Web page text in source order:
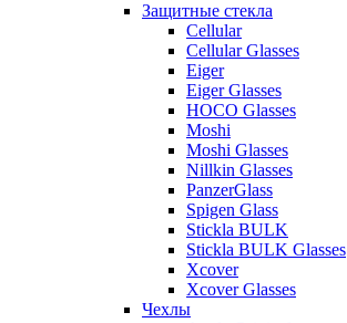
Защитные стекла
Cellular
Cellular Glasses
Eiger
Eiger Glasses
HOCO Glasses
Moshi
Moshi Glasses
Nillkin Glasses
PanzerGlass
Spigen Glass
Stickla BULK
Stickla BULK Glasses
Xcover
Xcover Glasses
Чехлы